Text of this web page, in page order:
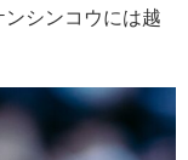
シンコウには越